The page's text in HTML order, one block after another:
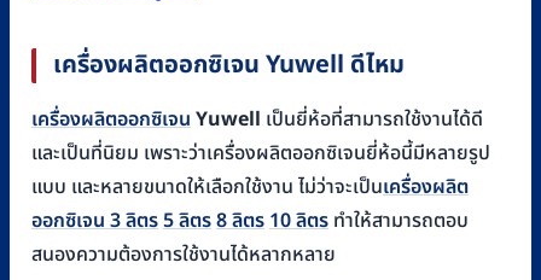
เครื่องผลิตออกซิเจน Yuwell ดีไหม
เครื่องผลิตออกซิเจนYuwell เป็นยี่ห้อที่สามารถใช้งานได้ดี
และเป็นที่นิยม เพราะว่าเครื่องผลิตออกซิเจนยี่ห้อนี้มีหลายรูป
แบบ และหลายขนาดให้เลือกใช้งาน ไม่ว่าจะเป็นเครื่องผลิต
ออกซิเจน 3 ลิตร5 ลิตร8 ลิตร10 ลิตร ทำให้สามารถตอบ
สนองความต้องการใช้งานได้หลากหลาย